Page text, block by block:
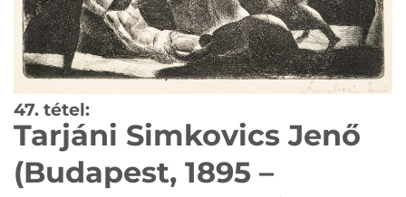
47. tétel:
Tarjáni Simkovics Jenő
(Budapest, 1895 –